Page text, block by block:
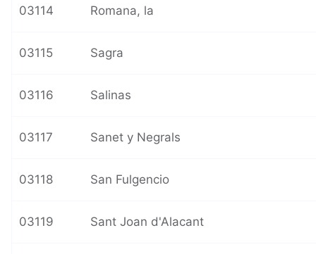
03114 Romana, la
03115 Sagra
03116 Salinas
03117 Sanet y Negrals
03118 San Fulgencio
03119 Sant Joan d'Alacant